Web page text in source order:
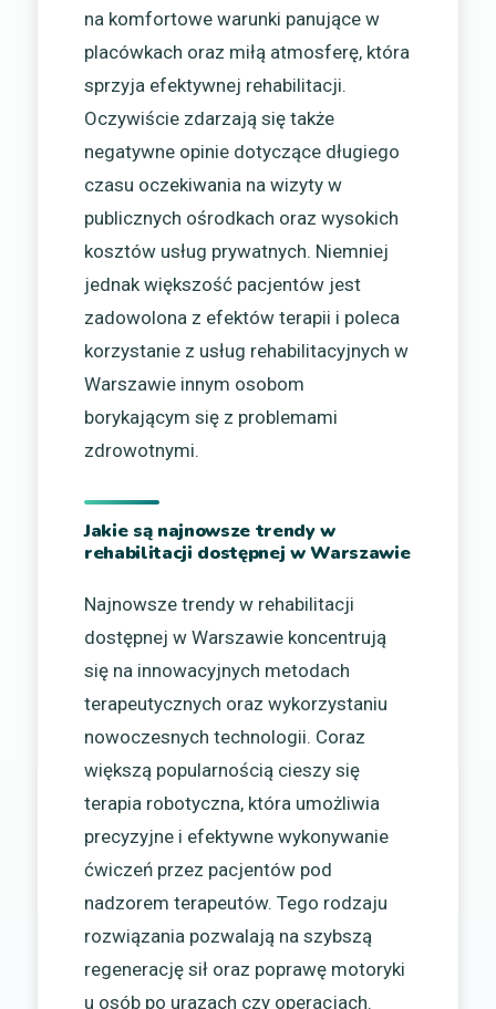
na komfortowe warunki panujące w
placówkach oraz miłą atmosferę, która
sprzyja efektywnej rehabilitacji.
Oczywiście zdarzają się także
negatywne opinie dotyczące długiego
czasu oczekiwania na wizyty w
publicznych ośrodkach oraz wysokich
kosztów usług prywatnych. Niemniej
jednak większość pacjentów jest
zadowolona z efektów terapii i poleca
korzystanie z usług rehabilitacyjnych w
Warszawie innym osobom
borykającym się z problemami
zdrowotnymi.
Jakie są najnowsze trendy w
rehabilitacji dostępnej w Warszawie
Najnowsze trendy w rehabilitacji
dostępnej w Warszawie koncentrują
się na innowacyjnych metodach
terapeutycznych oraz wykorzystaniu
nowoczesnych technologii. Coraz
większą popularnością cieszy się
terapia robotyczna, która umożliwia
precyzyjne i efektywne wykonywanie
ćwiczeń przez pacjentów pod
nadzorem terapeutów. Tego rodzaju
rozwiązania pozwalają na szybszą
regenerację sił oraz poprawę motoryki
u osób po urazach czy operacjach.